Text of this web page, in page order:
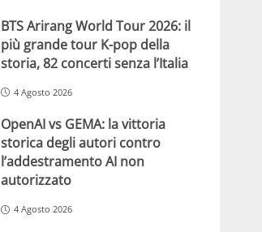
BTS Arirang World Tour 2026: il
più grande tour K-pop della
storia, 82 concerti senza l’Italia
4 Agosto 2026
OpenAI vs GEMA: la vittoria
storica degli autori contro
l’addestramento AI non
autorizzato
4 Agosto 2026